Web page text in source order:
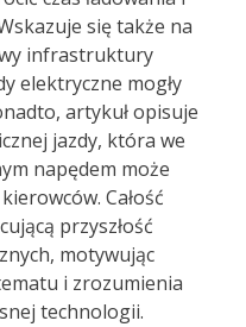
się także na
infrastruktury
elektryczne mogły
artykuł opisuje
jazdy, która we
napędem może
Całość
przyszłość
motywując
i zrozumienia
technologii.